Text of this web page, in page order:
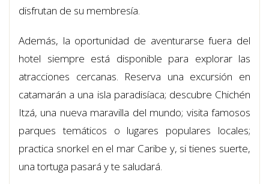
disfrutan de su membresía.
Además, la oportunidad de aventurarse fuera del
hotel siempre está disponible para explorar las
atracciones cercanas. Reserva una excursión en
catamarán a una isla paradisíaca; descubre Chichén
Itzá, una nueva maravilla del mundo; visita famosos
parques temáticos o lugares populares locales;
practica snorkel en el mar Caribe y, si tienes suerte,
una tortuga pasará y te saludará.